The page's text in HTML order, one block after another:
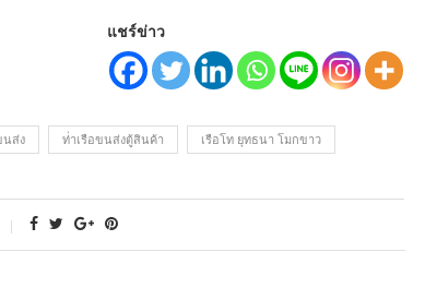
แชร์ข่าว
นส่ง ท่่าเรือขนส่งตู้สินค้า เรือโท ยุทธนา โมกขาว